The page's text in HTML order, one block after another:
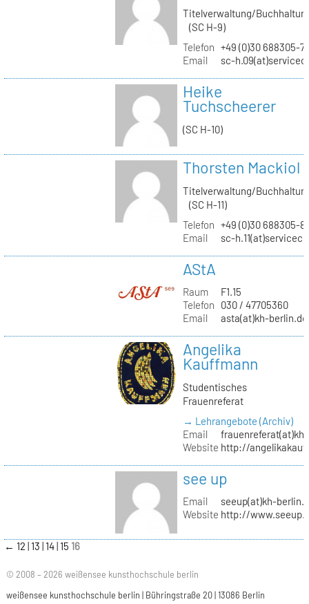
Titelverwaltung/
(SC H-9)
Telefon +49 (0)30 688305-
Email
sc-
Heike
Tuchscheerer
(SC H-10)
Thorsten Mackiol
Titelverwaltung/
(SC H-11)
Telefon +49 (0)30 688305-
Email
sc-
AStA
Raum
F1.15
Telefon
030 / 47705360
Email
asta(at)kh-berlin.de
Angelika
Kauffmann
Studentisches
Frauenreferat
→ Lehrangebote (Archiv)
Email
Website http://
see up
Email
seeup(at)kh-
Website http://
← 12 13 14 15 16
© 2008 – 2026 weißensee kunsthochschule berlin
weißensee kunsthochschule berlin | Bühringstraße 20 | 13086 Berlin